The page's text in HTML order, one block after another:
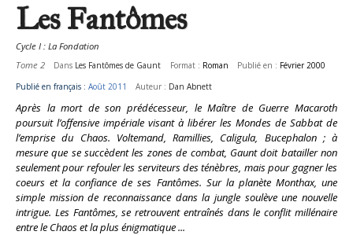
Les Fantômes
Cycle I : La Fondation
Tome 2
Dans Les Fantômes de Gaunt Format : Roman Publié en : Février 2000
Publié en français : Août 2011 Auteur : Dan Abnett
Après la mort de son prédécesseur, le Maître de Guerre Macaroth
poursuit l’offensive impériale visant à libérer les Mondes de Sabbat de
l’emprise du Chaos. Voltemand, Ramillies, Caligula, Bucephalon ; à
mesure que se succèdent les zones de combat, Gaunt doit batailler non
seulement pour refouler les serviteurs des ténèbres, mais pour gagner les
coeurs et la confiance de ses Fantômes. Sur la planète Monthax, une
simple mission de reconnaissance dans la jungle soulève une nouvelle
intrigue. Les Fantômes, se retrouvent entraînés dans le conflit millénaire
entre le Chaos et la plus énigmatique ...